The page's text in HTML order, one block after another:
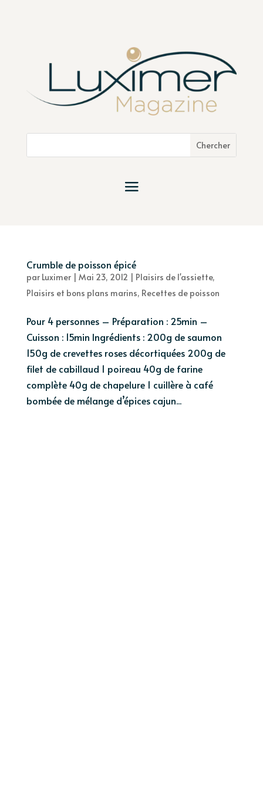
Crumble de poisson épicé
par Luximer| Mai 23, 2012 | Plaisirs de l'assiette,
Plaisirs et bons plans marins, Recettes de poisson
Pour 4 personnes – Préparation : 25min –
Cuisson : 15min Ingrédients : 200g de saumon
150g de crevettes roses décortiquées 200g de
filet de cabillaud 1 poireau 40g de farine
complète 40g de chapelure 1 cuillère à café
bombée de mélange d’épices cajun...